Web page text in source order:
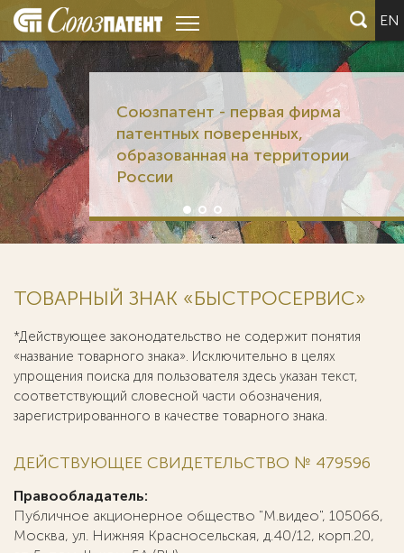
EN
Союзпатент - первая фирма
патентных поверенных,
образованная на территории
России
ТОВАРНЫЙ ЗНАК «БЫСТРОСЕРВИС»
*Действующее законодательство не содержит понятия
«название товарного знака». Исключительно в целях
упрощения поиска для пользователя здесь указан текст,
соответствующий словесной части обозначения,
зарегистрированного в качестве товарного знака.
ДЕЙСТВУЮЩЕЕ СВИДЕТЕЛЬСТВО № 479596
Правообладатель:
Публичное акционерное общество "М.видео", 105066,
Москва, ул. Нижняя Красносельская, д.40/12, корп.20,